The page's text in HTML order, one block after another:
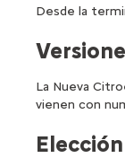
Desde la
La Nueva
vienen con